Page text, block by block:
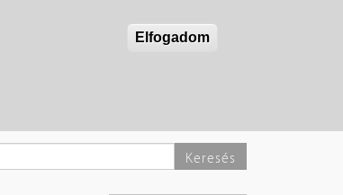
Elfogadom
Keresés